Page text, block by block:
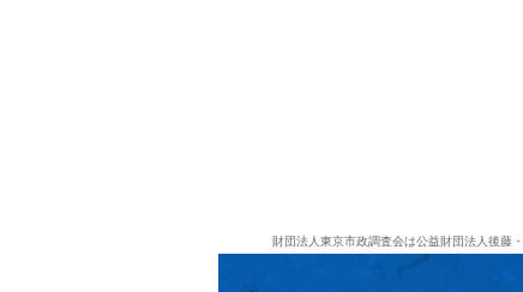
財団法人東京市政調査会は公益財団法人後藤